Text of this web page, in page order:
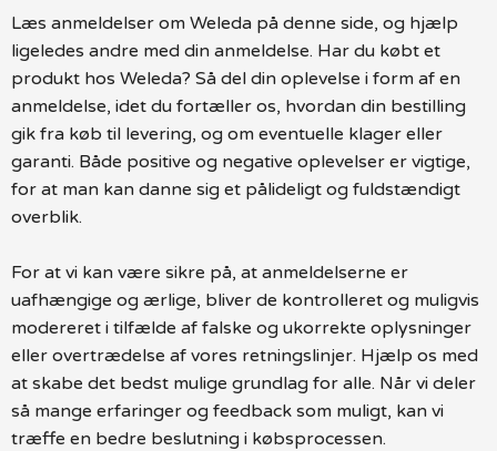
Læs anmeldelser om Weleda på denne side, og hjælp
ligeledes andre med din anmeldelse. Har du købt et
produkt hos Weleda? Så del din oplevelse i form af en
anmeldelse, idet du fortæller os, hvordan din bestilling
gik fra køb til levering, og om eventuelle klager eller
garanti. Både positive og negative oplevelser er vigtige,
for at man kan danne sig et pålideligt og fuldstændigt
overblik.
For at vi kan være sikre på, at anmeldelserne er
uafhængige og ærlige, bliver de kontrolleret og muligvis
modereret i tilfælde af falske og ukorrekte oplysninger
eller overtrædelse af vores retningslinjer. Hjælp os med
at skabe det bedst mulige grundlag for alle. Når vi deler
så mange erfaringer og feedback som muligt, kan vi
træffe en bedre beslutning i købsprocessen.